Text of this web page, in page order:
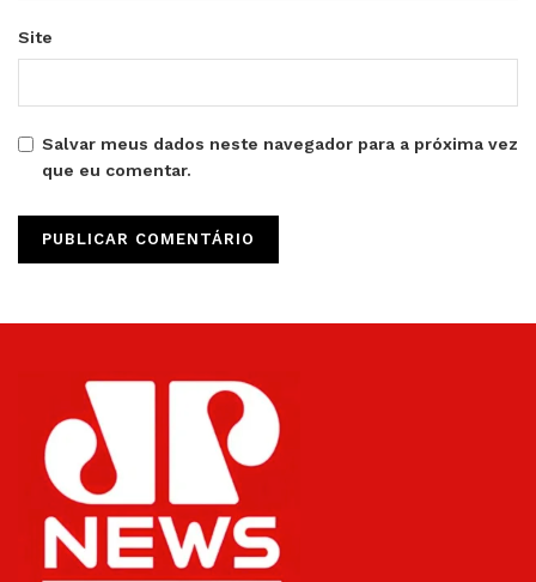
Site
Salvar meus dados neste navegador para a próxima vez
que eu comentar.